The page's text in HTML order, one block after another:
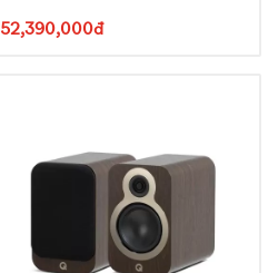
52,390,000đ